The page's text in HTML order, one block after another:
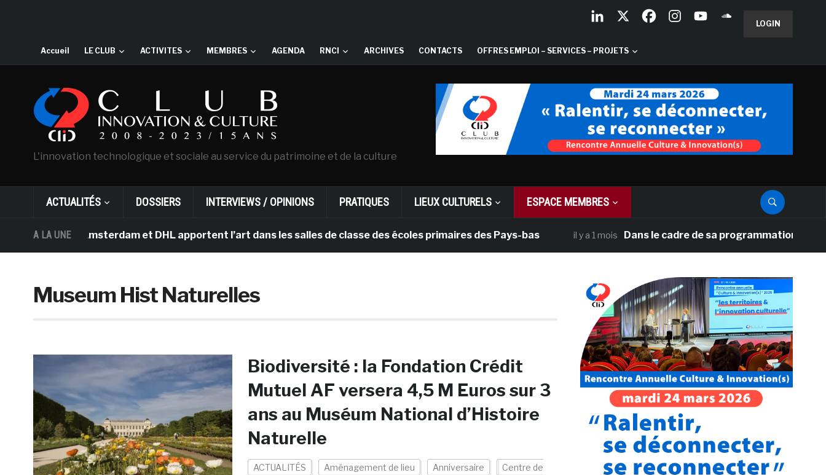
LOGIN
Accueil LE CLUB ACTIVITES MEMBRES AGENDA RNCI ARCHIVES CONTACTS OFFRES EMPLOI – SERVICES – PROJETS
L'innovation technologique et sociale au service du patrimoine et de la culture
ACTUALITÉS DOSSIERS INTERVIEWS / OPINIONS PRATIQUES LIEUX CULTURELS ESPACE MEMBRES
A LA UNE
Gogh d’Amsterdam et DHL apportent l’art dans les salles de classe des écoles primaires des Pays-bas il y a 1 mois Dans le cadre de sa programmation
Museum Hist Naturelles
Biodiversité : la Fondation Crédit
Mutuel AF versera 4,5 M Euros sur 3
ans au Muséum National d’Histoire
Naturelle
ACTUALITÉS Aménagement de lieu Anniversaire Centre de